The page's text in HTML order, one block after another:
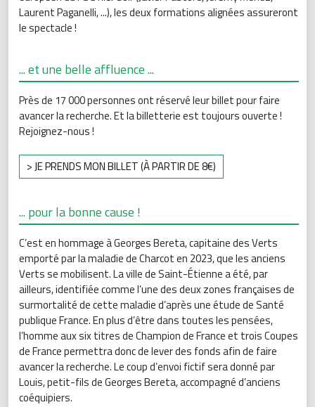
Laurent Paganelli, ...), les deux formations alignées assureront
le spectacle !
... et une belle affluence ...
Près de 17 000 personnes ont réservé leur billet pour faire
avancer la recherche. Et la billetterie est toujours ouverte !
Rejoignez-nous !
> JE PRENDS MON BILLET (À PARTIR DE 8€)
... pour la bonne cause !
C’est en hommage à Georges Bereta, capitaine des Verts
emporté par la maladie de Charcot en 2023, que les anciens
Verts se mobilisent. La ville de Saint-Étienne a été, par
ailleurs, identifiée comme l’une des deux zones françaises de
surmortalité de cette maladie d’après une étude de Santé
publique France. En plus d’être dans toutes les pensées,
l’homme aux six titres de Champion de France et trois Coupes
de France permettra donc de lever des fonds afin de faire
avancer la recherche. Le coup d’envoi fictif sera donné par
Louis, petit-fils de Georges Bereta, accompagné d’anciens
coéquipiers.